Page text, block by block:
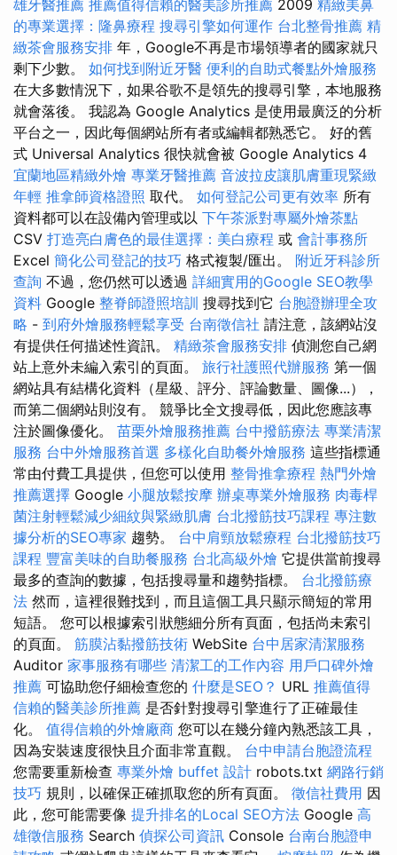
雄牙醫推薦 推薦值得信賴的醫美診所推薦 2009 精緻美鼻
的專業選擇：隆鼻療程 搜尋引擎如何運作 台北整骨推薦 精
緻茶會服務安排 年，Google不再是市場領導者的國家就只
剩下少數。 如何找到附近牙醫 便利的自助式餐點外燴服務
在大多數情況下，如果谷歌不是領先的搜尋引擎，本地服務
就會落後。 我認為 Google Analytics 是使用最廣泛的分析
平台之一，因此每個網站所有者或編輯都熟悉它。 好的舊
式 Universal Analytics 很快就會被 Google Analytics 4
宜蘭地區精緻外燴 專業牙醫推薦 音波拉皮讓肌膚重現緊緻
年輕 推拿師資格證照 取代。 如何登記公司更有效率 所有
資料都可以在設備內管理或以 下午茶派對專屬外燴茶點
CSV 打造亮白膚色的最佳選擇：美白療程 或 會計事務所
Excel 簡化公司登記的技巧 格式複製/匯出。 附近牙科診所
查詢 不過，您仍然可以透過 詳細實用的Google SEO教學
資料 Google 整脊師證照培訓 搜尋找到它 台胞證辦理全攻
略 - 到府外燴服務輕鬆享受 台南徵信社 請注意，該網站沒
有提供任何描述性資訊。 精緻茶會服務安排 偵測您自己網
站上意外未編入索引的頁面。 旅行社護照代辦服務 第一個
網站具有結構化資料（星級、評分、評論數量、圖像...），
而第二個網站則沒有。 競爭比全文搜尋低，因此您應該專
注於圖像優化。 苗栗外燴服務推薦 台中撥筋療法 專業清潔
服務 台中外燴服務首選 多樣化自助餐外燴服務 這些指標通
常由付費工具提供，但您可以使用 整骨推拿療程 熱門外燴
推薦選擇 Google 小腿放鬆按摩 辦桌專業外燴服務 肉毒桿
菌注射輕鬆減少細紋與緊緻肌膚 台北撥筋技巧課程 專注數
據分析的SEO專家 趨勢。 台中肩頸放鬆療程 台北撥筋技巧
課程 豐富美味的自助餐服務 台北高級外燴 它提供當前搜尋
最多的查詢的數據，包括搜尋量和趨勢指標。 台北撥筋療
法 然而，這裡很難找到，而且這個工具只顯示簡短的常用
短語。 您可以根據索引狀態細分所有頁面，包括尚未索引
的頁面。 筋膜沾黏撥筋技術 WebSite 台中居家清潔服務
Auditor 家事服務有哪些 清潔工的工作內容 用戶口碑外燴
推薦 可協助您仔細檢查您的 什麼是SEO？ URL 推薦值得
信賴的醫美診所推薦 是否針對搜尋引擎進行了正確最佳
化。 值得信賴的外燴廠商 您可以在幾分鐘內熟悉該工具，
因為安裝速度很快且介面非常直觀。 台中申請台胞證流程
您需要重新檢查 專業外燴 buffet 設計 robots.txt 網路行銷
技巧 規則，以確保正確抓取您的所有頁面。 徵信社費用 因
此，您可能需要像 提升排名的Local SEO方法 Google 高
雄徵信服務 Search 偵探公司資訊 Console 台南台胞證申